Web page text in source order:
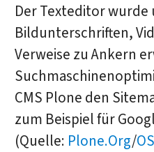
Der Texteditor
Bildunterschriften,
Verweise zu Ankern
CMS Plone den
zum Beispiel für
(Quelle: Plone.Org/